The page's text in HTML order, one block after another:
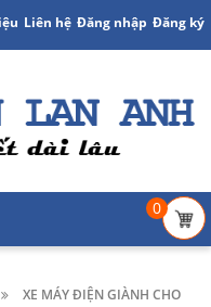
Liên hệ Đăng nhập Đăng ký
0
XE MÁY ĐIỆN GIÀNH CHO